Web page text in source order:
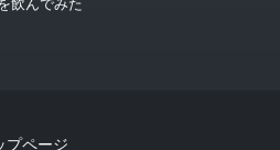
プページ